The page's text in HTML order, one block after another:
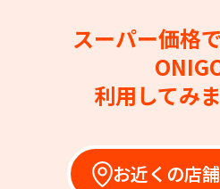
スーパー価格
利用してみ
お近くの店